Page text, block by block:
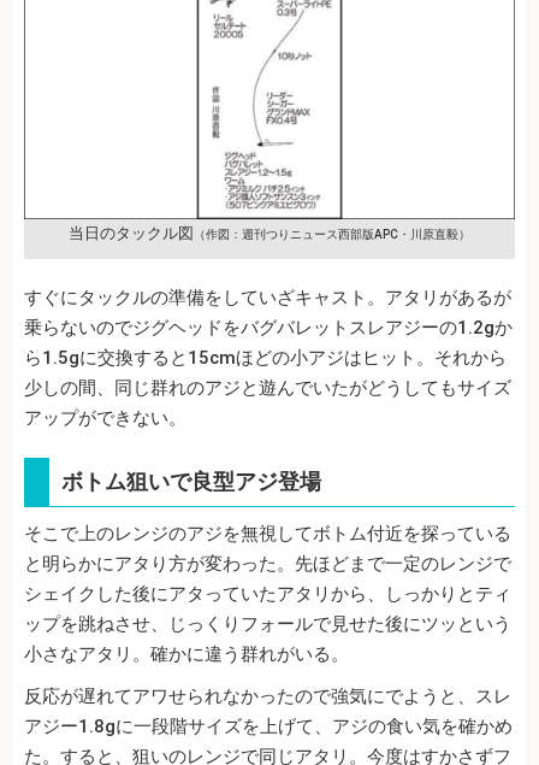
当日のタックル図 （作図：週刊つりニュース西部版APC・川原直毅）
すぐにタックルの準備をしていざキャスト。アタリがあるが
乗らないのでジグヘッドをバグバレットスレアジーの1.2gか
ら1.5gに交換すると15cmほどの小アジはヒット。それから
少しの間、同じ群れのアジと遊んでいたがどうしてもサイズ
アップができない。
ボトム狙いで良型アジ登場
そこで上のレンジのアジを無視してボトム付近を探っている
と明らかにアタり方が変わった。先ほどまで一定のレンジで
シェイクした後にアタっていたアタリから、しっかりとティ
ップを跳ねさせ、じっくりフォールで見せた後にツッという
小さなアタリ。確かに違う群れがいる。
反応が遅れてアワせられなかったので強気にでようと、スレ
アジー1.8gに一段階サイズを上げて、アジの食い気を確かめ
た。すると、狙いのレンジで同じアタリ。今度はすかさずフ